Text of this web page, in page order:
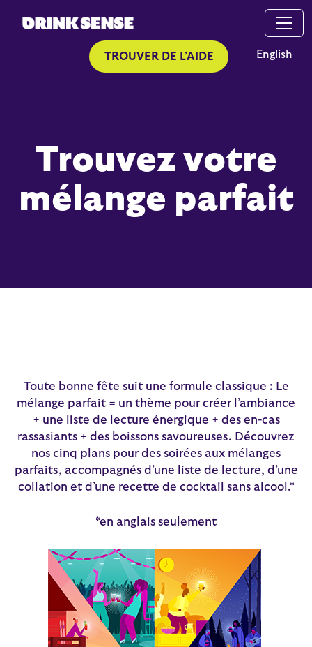
TROUVER DE L’AIDE English
Trouvez votre
mélange parfait
Toute bonne fête suit une formule classique : Le
mélange parfait = un thème pour créer l’ambiance
+ une liste de lecture énergique + des en-cas
rassasiants + des boissons savoureuses. Découvrez
nos cinq plans pour des soirées aux mélanges
parfaits, accompagnés d’une liste de lecture, d’une
collation et d’une recette de cocktail sans alcool.*
*en anglais seulement